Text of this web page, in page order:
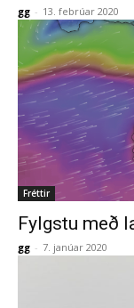
gg - 13. febrúar 2020
Fréttir
Fylgstu með
gg - 7. janúar 2020